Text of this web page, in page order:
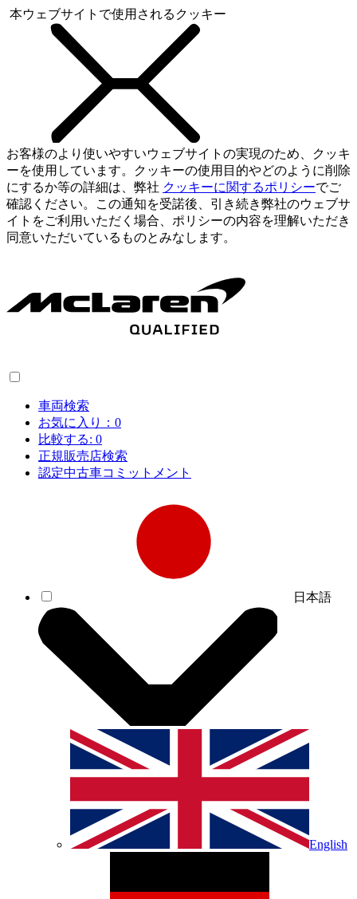
本ウェブサイトで使用されるクッキー
お客様のより使いやすいウェブサイトの実現のため、クッキ
ーを使用しています。クッキーの使用目的やどのように削除
にするか等の詳細は、弊社 クッキーに関するポリシーでご
確認ください。この通知を受諾後、引き続き弊社のウェブサ
イトをご利用いただく場合、ポリシーの内容を理解いただき
同意いただいているものとみなします。
車両検索
お気に入り： 0
比較する: 0
正規販売店検索
認定中古車コミットメント
日本語
English